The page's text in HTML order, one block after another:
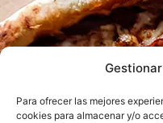
Para ofrecer las mejores
cookies para almacenar y/o